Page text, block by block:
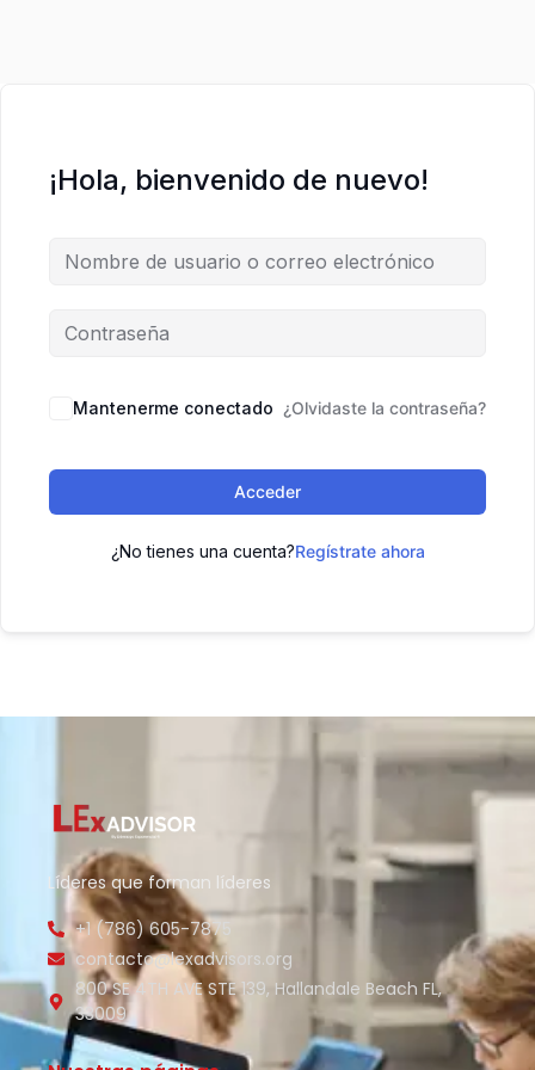
¡Hola, bienvenido de nuevo!
Mantenerme conectado ¿Olvidaste la contraseña?
Acceder
¿No tienes una cuenta?Regístrate ahora
Líderes que forman líderes
+1 (786) 605-7875
contacto@lexadvisors.org
800 SE 4TH AVE STE 139, Hallandale Beach FL,
33009